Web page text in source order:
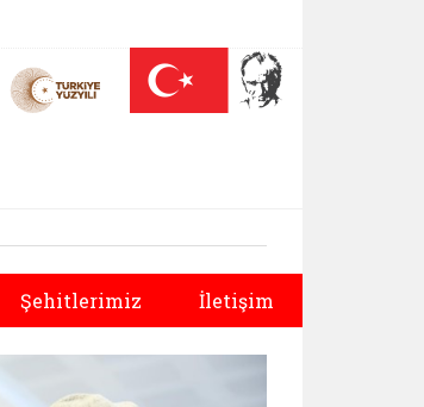
açılır)
bağış sayfası (yeni sekmede açılır)
Şehitlerimiz İletişim
Sonraki